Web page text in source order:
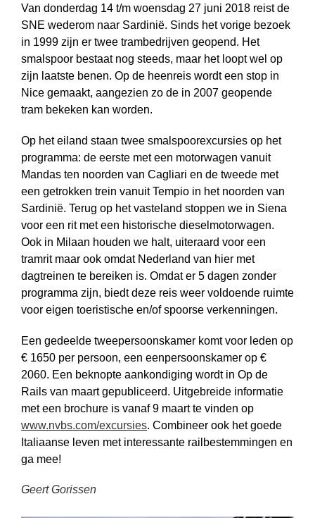
Van donderdag 14 t/m woensdag 27 juni 2018 reist de
SNE wederom naar Sardinië. Sinds het vorige bezoek
in 1999 zijn er twee trambedrijven geopend. Het
smalspoor bestaat nog steeds, maar het loopt wel op
zijn laatste benen. Op de heenreis wordt een stop in
Nice gemaakt, aangezien zo de in 2007 geopende
tram bekeken kan worden.
Op het eiland staan twee smalspoorexcursies op het
programma: de eerste met een motorwagen vanuit
Mandas ten noorden van Cagliari en de tweede met
een getrokken trein vanuit Tempio in het noorden van
Sardinië. Terug op het vasteland stoppen we in Siena
voor een rit met een historische diesel­motorwagen.
Ook in Milaan houden we halt, uiteraard voor een
tramrit maar ook omdat Nederland van hier met
dagtreinen te bereiken is. Omdat er 5 dagen zonder
programma zijn, biedt deze reis weer voldoende ruimte
voor eigen toeristische en/of spoorse verkenningen.
Een gedeelde tweepersoonskamer komt voor leden op
€ 1650 per persoon, een eenpersoonskamer op €
2060. Een beknopte aankondiging wordt in Op de
Rails van maart gepubliceerd. Uitgebreide informatie
met een brochure is vanaf 9 maart te vinden op
www.nvbs.com/excursies. Combineer ook het goede
Italiaanse leven met interessante railbestemmingen en
ga mee!
Geert Gorissen